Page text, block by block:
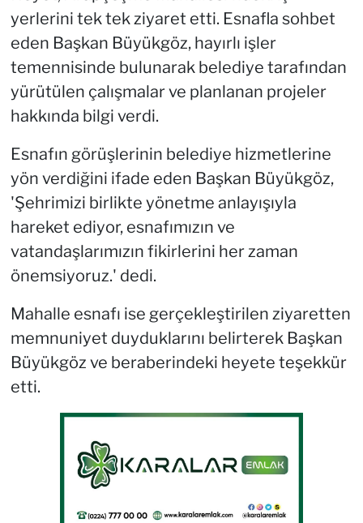
yerlerini tek tek ziyaret etti. Esnafla sohbet
eden Başkan Büyükgöz, hayırlı işler
temennisinde bulunarak belediye tarafından
yürütülen çalışmalar ve planlanan projeler
hakkında bilgi verdi.
Esnafın görüşlerinin belediye hizmetlerine
yön verdiğini ifade eden Başkan Büyükgöz,
'Şehrimizi birlikte yönetme anlayışıyla
hareket ediyor, esnafımızın ve
vatandaşlarımızın fikirlerini her zaman
önemsiyoruz.' dedi.
Mahalle esnafı ise gerçekleştirilen ziyaretten
memnuniyet duyduklarını belirterek Başkan
Büyükgöz ve beraberindeki heyete teşekkür
etti.